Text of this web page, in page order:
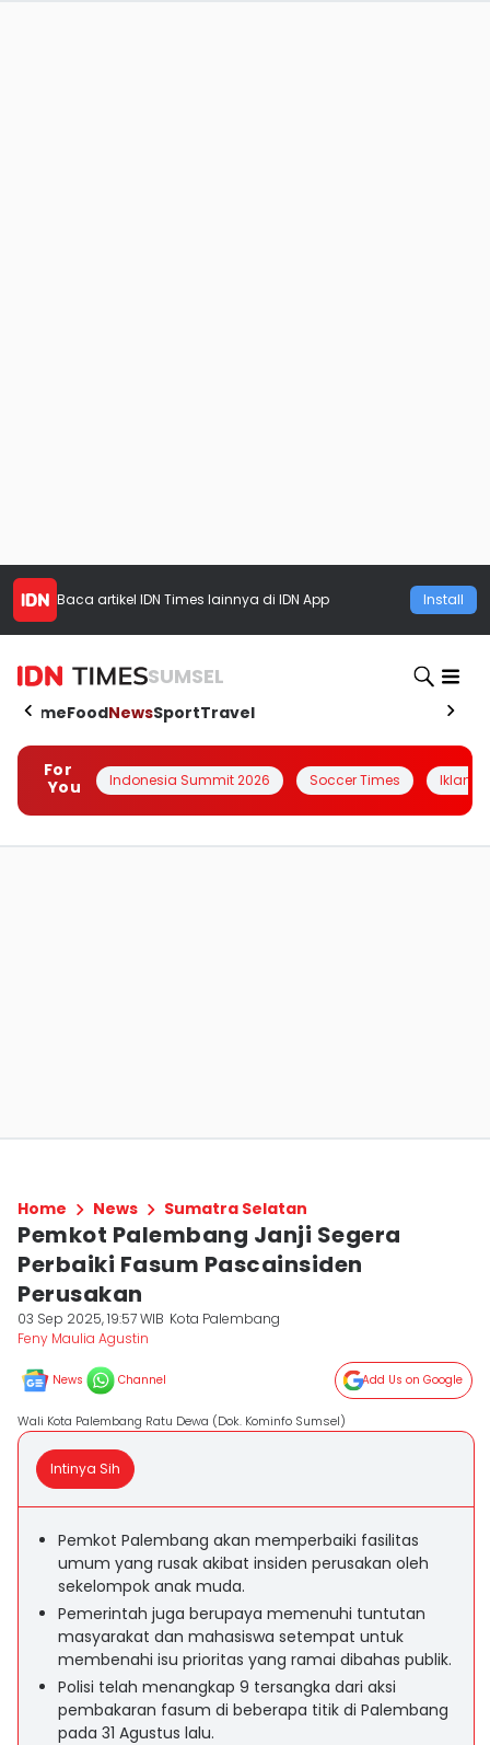
Baca artikel IDN Times lainnya di IDN App Install
SUMSEL
HomeFoodNewsSportTravel
For
You
Indonesia Summit 2026 Soccer Times Iklanin
Home News Sumatra Selatan
Pemkot Palembang Janji Segera
Perbaiki Fasum Pascainsiden
Perusakan
03 Sep 2025, 19:57 WIB Kota Palembang
Feny Maulia Agustin
News Channel Add Us on Google
Wali Kota Palembang Ratu Dewa (Dok. Kominfo Sumsel)
Intinya Sih
Pemkot Palembang akan memperbaiki fasilitas
umum yang rusak akibat insiden perusakan oleh
sekelompok anak muda.
Pemerintah juga berupaya memenuhi tuntutan
masyarakat dan mahasiswa setempat untuk
membenahi isu prioritas yang ramai dibahas publik.
Polisi telah menangkap 9 tersangka dari aksi
pembakaran fasum di beberapa titik di Palembang
pada 31 Agustus lalu.